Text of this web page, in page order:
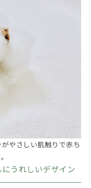
やさしい肌触りで赤ち
うれしいデザイン